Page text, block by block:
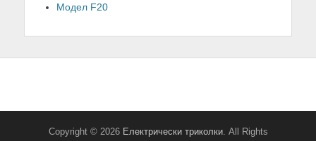
Модел F20
Copyright © 2026 Електрически триколки. All Rights